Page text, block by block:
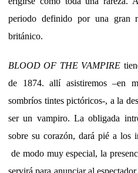
periodo definido por una gran
británico.
BLOOD OF THE VAMPIRE
de 1874. allí asistiremos –en
sombríos tintes pictóricos-, a la
ser un vampiro. La obligada
sobre su corazón, dará pié a los
de modo muy especial, la
servirá para anunciar al